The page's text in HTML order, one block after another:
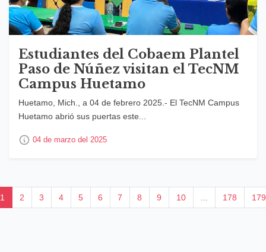
Estudiantes del Cobaem Plantel
Paso de Núñez visitan el TecNM
Campus Huetamo
Huetamo, Mich., a 04 de febrero 2025.- El TecNM Campus
Huetamo abrió sus puertas este...
04 de marzo del 2025
1 2 3 4 5 6 7 8 9 10 ... 178 179